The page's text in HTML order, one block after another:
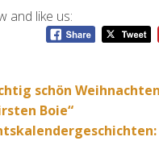
and like us:
schön
Boie“